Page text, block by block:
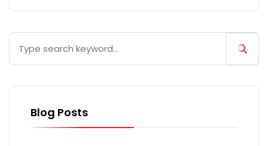
Blog Posts